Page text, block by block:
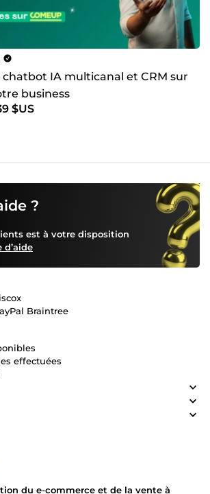
chatbot IA multicanal et CRM sur
business
$US
?
est à votre disposition
d’aide
Braintree
effectuées
du e-commerce et de la vente à